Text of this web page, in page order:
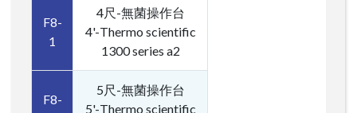
F8-
1
4尺-無菌操作台
4'-Thermo scientific
1300 series a2
F8-
5尺-無菌操作台
5'-Thermo scientific